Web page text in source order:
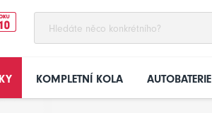
KOMPLETNÍ KOLA AUTOBATERIE